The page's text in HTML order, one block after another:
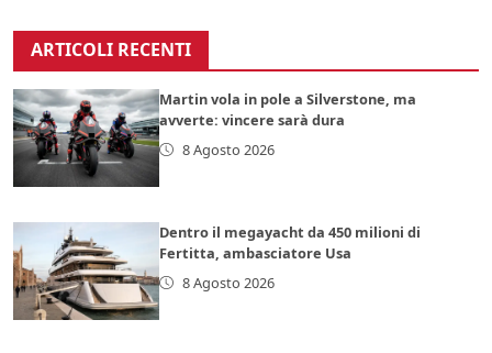
ARTICOLI RECENTI
Martin vola in pole a Silverstone, ma
avverte: vincere sarà dura
8 Agosto 2026
Dentro il megayacht da 450 milioni di
Fertitta, ambasciatore Usa
8 Agosto 2026